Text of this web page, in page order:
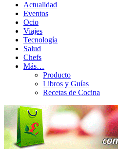
Actualidad
Eventos
Ocio
Viajes
Tecnología
Salud
Chefs
Más…
Producto
Libros y Guías
Recetas de Cocina